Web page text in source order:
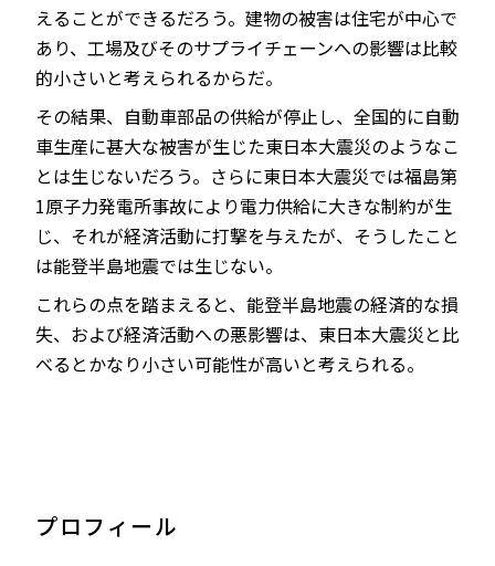
えることができるだろう。建物の被害は住宅が中心で
あり、工場及びそのサプライチェーンへの影響は比較
的小さいと考えられるからだ。
その結果、自動車部品の供給が停止し、全国的に自動
車生産に甚大な被害が生じた東日本大震災のようなこ
とは生じないだろう。さらに東日本大震災では福島第
1原子力発電所事故により電力供給に大きな制約が生
じ、それが経済活動に打撃を与えたが、そうしたこと
は能登半島地震では生じない。
これらの点を踏まえると、能登半島地震の経済的な損
失、および経済活動への悪影響は、東日本大震災と比
べるとかなり小さい可能性が高いと考えられる。
プロフィール